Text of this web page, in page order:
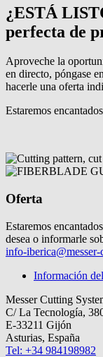
¿ESTÁ
perfecta de
Aproveche la
en directo, póngase
hacerle una oferta
Estaremos
Oferta
Estaremos
desea o informarle
info-
Información
Messer Cutting
C/ La Tecnología,
E-33211 Gijón
Asturias, España
Tel: +34 984198982